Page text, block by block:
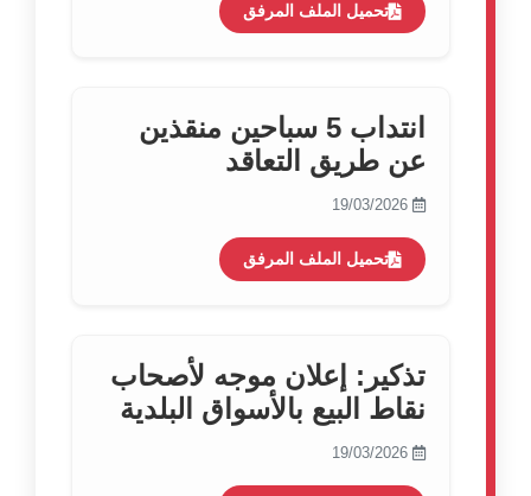
تحميل الملف المرفق
انتداب 5 سباحين منقذين
عن طريق التعاقد
تحميل الملف المرفق
تذكير: إعلان موجه لأصحاب
نقاط البيع بالأسواق البلدية